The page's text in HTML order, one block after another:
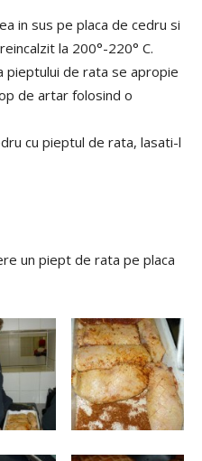
in sus pe placa de cedru si
la 200°-220° C.
pieptului de rata se apropie
de artar folosind o
cu pieptul de rata, lasati-l
un piept de rata pe placa